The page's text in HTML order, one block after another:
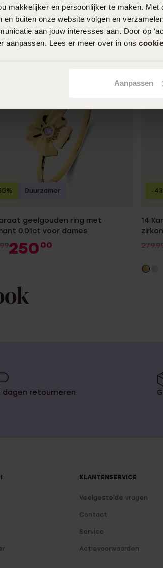
makkelijker en persoonlijker te maken.
en buiten onze website volgen en
aan jouw interesses aan. Door op
aanpassen. Lees er meer over in ons
Aanpassen
geelgouden ring met
0.01ct voor dames
250 00
Duurzamer
14
-
dagen retourneren
KLANTENSERVICE
Veelgestelde vragen
Contact
Service
Actievoorwaarden